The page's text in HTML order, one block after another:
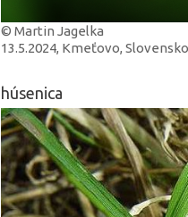
© Martin Jagelka
13.5.2024, Kmeťovo, Slovensko
húsenica